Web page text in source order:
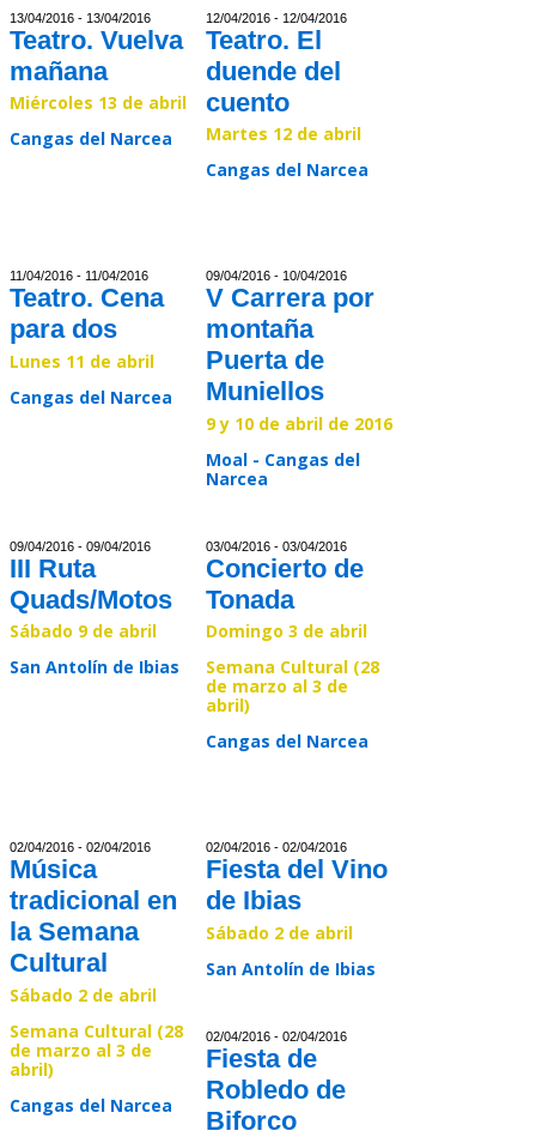
13/04/2016 - 13/04/2016
Teatro. Vuelva
mañana
Miércoles 13 de abril
Cangas del Narcea
12/04/2016 - 12/04/2016
Teatro. El
duende del
cuento
Martes 12 de abril
Cangas del Narcea
11/04/2016 - 11/04/2016
Teatro. Cena
para dos
Lunes 11 de abril
Cangas del Narcea
09/04/2016 - 10/04/2016
V Carrera por
montaña
Puerta de
Muniellos
9 y 10 de abril de 2016
Moal - Cangas del
Narcea
09/04/2016 - 09/04/2016
III Ruta
Quads/Motos
Sábado 9 de abril
San Antolín de Ibias
03/04/2016 - 03/04/2016
Concierto de
Tonada
Domingo 3 de abril
Semana Cultural (28
de marzo al 3 de
abril)
Cangas del Narcea
02/04/2016 - 02/04/2016
Música
tradicional en
la Semana
Cultural
Sábado 2 de abril
Semana Cultural (28
de marzo al 3 de
abril)
Cangas del Narcea
02/04/2016 - 02/04/2016
Fiesta del Vino
de Ibias
Sábado 2 de abril
San Antolín de Ibias
02/04/2016 - 02/04/2016
Fiesta de
Robledo de
Biforco